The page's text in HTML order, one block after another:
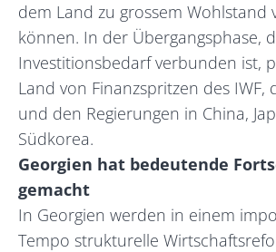
dem Land zu grossem Wohlstand
können. In der Übergangsphase,
Investitionsbedarf verbunden ist,
Land von Finanzspritzen des IWF,
und den Regierungen in China,
Südkorea.
Georgien hat bedeutende
gemacht
In Georgien werden in einem
Tempo strukturelle